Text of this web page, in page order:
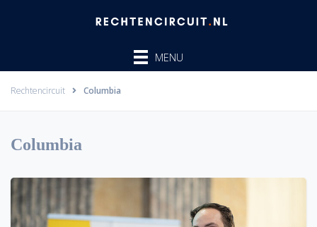
MENU
Rechtencircuit Columbia
Columbia